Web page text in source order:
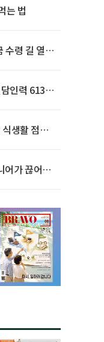
는 법
수령 길 열린
인력 613명
생활 점수
가 끊어야